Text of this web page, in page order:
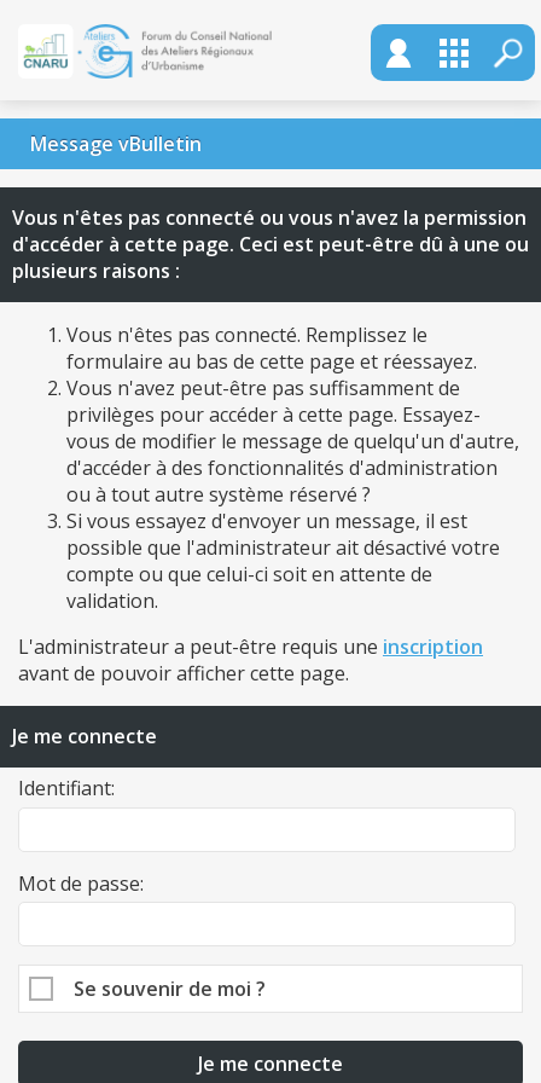
Message vBulletin
Vous n'êtes pas connecté ou vous n'avez la permission
d'accéder à cette page. Ceci est peut-être dû à une ou
plusieurs raisons :
Vous n'êtes pas connecté. Remplissez le
formulaire au bas de cette page et réessayez.
Vous n'avez peut-être pas suffisamment de
privilèges pour accéder à cette page. Essayez-
vous de modifier le message de quelqu'un d'autre,
d'accéder à des fonctionnalités d'administration
ou à tout autre système réservé ?
Si vous essayez d'envoyer un message, il est
possible que l'administrateur ait désactivé votre
compte ou que celui-ci soit en attente de
validation.
L'administrateur a peut-être requis une inscription
avant de pouvoir afficher cette page.
Je me connecte
Identifiant:
Mot de passe:
Se souvenir de moi ?
Je me connecte